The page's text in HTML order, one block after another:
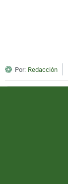
Por: Redacción